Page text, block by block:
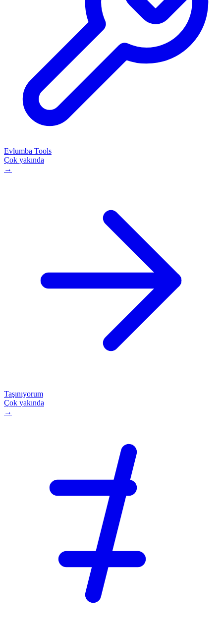
Evlumba Tools
Çok yakında
→
Taşınıyorum
Çok yakında
→